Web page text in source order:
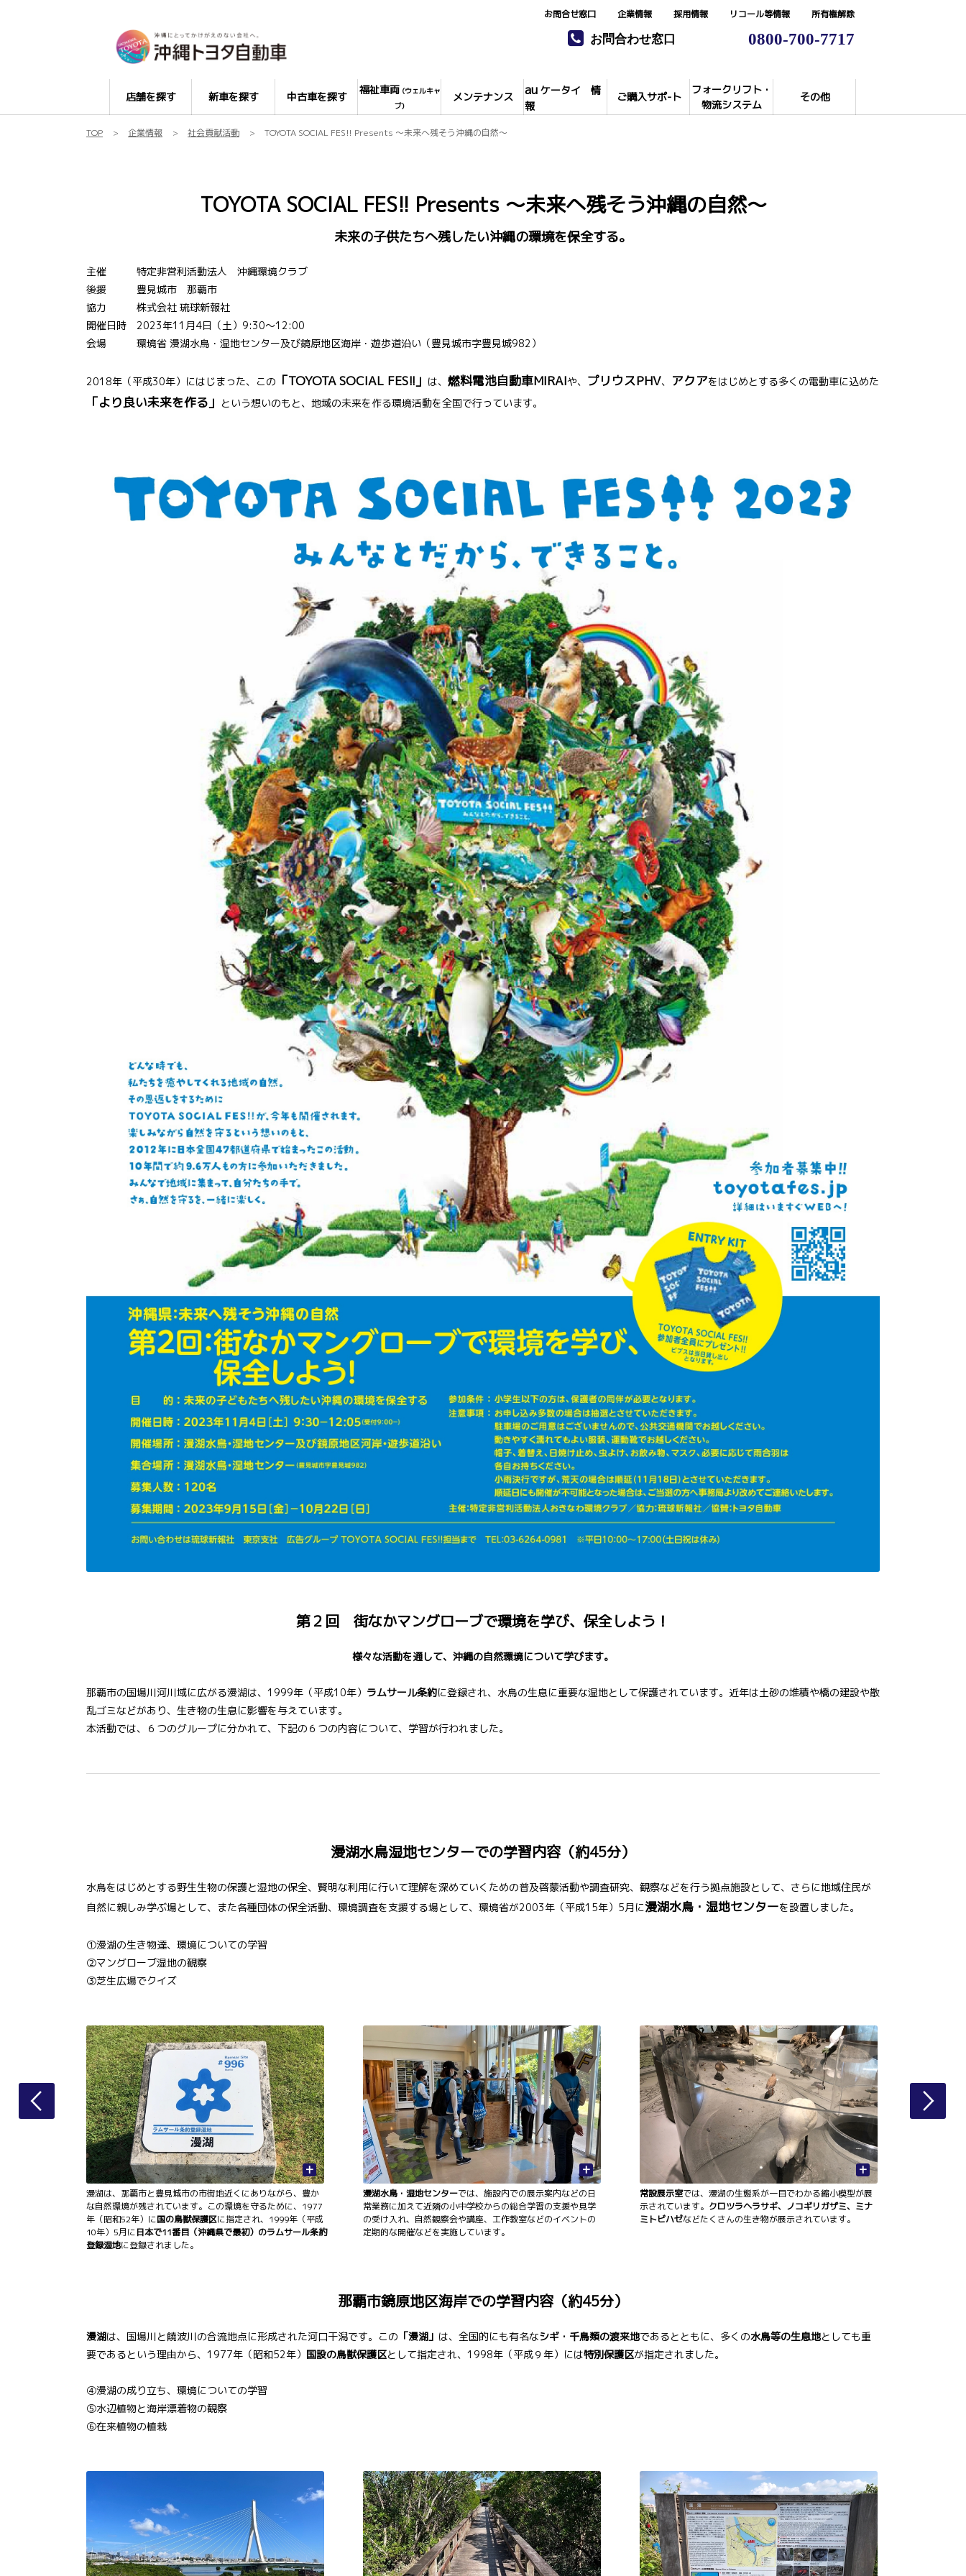
お問合わせ窓口 0800-700-7717
店舗を探す 新車を探す 中古車を探す
福祉車両(ウェルキャ
ブ)
メンテナンス auケータイ 情
報
ご購入サポ-ト
フォークリフト・
物流システム
その他
お問合せ窓口 企業情報 採用情報 リコール等情報 所有権解除
TOP 企業情報 社会貢献活動 TOYOTA SOCIAL FES!! Presents ～未来へ残そう沖縄の自然～
TOYOTA SOCIAL FES!! Presents ～未来へ残そう沖縄の自然～
未来の子供たちへ残したい沖縄の環境を保全する。
主催 特定非営利活動法人 沖縄環境クラブ
後援 豊見城市 那覇市
協力 株式会社 琉球新報社
開催日時 2023年11月4日（土）9:30～12:00
会場 環境省 漫湖水鳥・湿地センター及び鏡原地区海岸・遊歩道沿い（豊見城市字豊見城982）
2018年（平成30年）にはじまった、この 「TOYOTASOCIAL FES!!」 は、 燃料電池自動車MIRAIや、 プリウスPHV、 アクアをはじめとする多くの電動車に込めた
「より良い未来を作る」 という想いのもと、地域の未来を作る環境活動を全国で行っています。
第２回 街なかマングローブで環境を学び、保全しよう！
様々な活動を通して、沖縄の自然環境について学びます。
那覇市の国場川河川域に広がる漫湖は、1999年（平成10年） ラムサール条約に登録され、水鳥の生息に重要な湿地として保護されています。近年は土砂の堆積や橋の建設や散
乱ゴミなどがあり、生き物の生息に影響を与えています。
本活動では、６つのグループに分かれて、下記の６つの内容について、学習が行われました。
漫湖水鳥湿地センターでの学習内容（約45分）
水鳥をはじめとする野生生物の保護と湿地の保全、賢明な利用に行いて理解を深めていくための普及啓蒙活動や調査研究、観察などを行う拠点施設として、さらに地域住民が
自然に親しみ学ぶ場として、また各種団体の保全活動、環境調査を支援する場として、環境省が2003年（平成15年）5月に漫湖水鳥・湿地センターを設置しました。
①漫湖の生き物達、環境についての学習
②マングローブ湿地の観察
③芝生広場でクイズ
+
漫湖は、那覇市と豊見城市の市街地近くにありながら、豊か
な自然環境が残されています。この環境を守るために、1977
年（昭和52年）に国の鳥獣保護区に指定され、1999年（平成
10年）5月に日本で11番目（沖縄県で最初）のラムサール条約
登録湿地に登録されました。
+
漫湖水鳥・湿地センターでは、施設内での展示案内などの日
常業務に加えて近隣の小中学校からの総合学習の支援や見学
の受け入れ、自然観察会や講座、工作教室などのイベントの
定期的な開催などを実施しています。
+
常設展示室では、漫湖の生態系が一目でわかる縮小模型が展
示されています。 クロツラヘラサギ、ノコギリガザミ、ミナ
ミトビハゼなどたくさんの生き物が展示されています。
那覇市鏡原地区海岸での学習内容（約45分）
漫湖は、国場川と饒波川の合流地点に形成された河口干潟です。この 「漫湖」 は、全国的にも有名なシギ・千鳥類の渡来地であるとともに、多くの水鳥等の生息地としても重
要であるという理由から、1977年（昭和52年） 国設の鳥獣保護区として指定され、1998年（平成９年）には特別保護区が指定されました。
④漫湖の成り立ち、環境についての学習
⑤水辺植物と海岸漂着物の観察
⑥在来植物の植栽